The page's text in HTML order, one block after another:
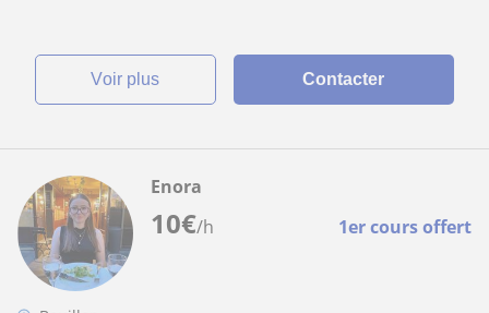
voir plus Contacter
10€/h 1er cours offert
Enora